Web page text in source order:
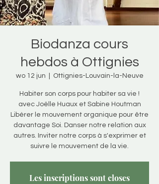
Biodanza cours
hebdos à Ottignies
wo 12 jun Ottignies-Louvain-la-Neuve
Habiter son corps pour habiter sa vie !
avec Joëlle Huaux et Sabine Houtman
Libérer le mouvement organique pour être
davantage Soi. Danser notre relation aux
autres. Inviter notre corps à s'exprimer et
suivre le mouvement de la vie.
Les inscriptions sont closes